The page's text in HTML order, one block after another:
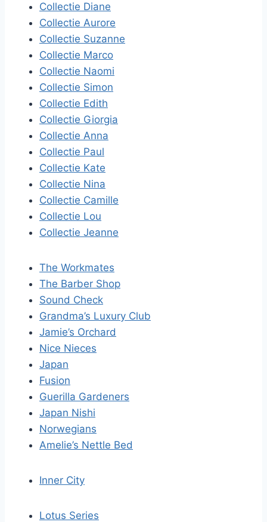
Collectie Diane
Collectie Aurore
Collectie Suzanne
Collectie Marco
Collectie Naomi
Collectie Simon
Collectie Edith
Collectie Giorgia
Collectie Anna
Collectie Paul
Collectie Kate
Collectie Nina
Collectie Camille
Collectie Lou
Collectie Jeanne
The Workmates
The Barber Shop
Sound Check
Grandma’s Luxury Club
Jamie’s Orchard
Nice Nieces
Japan
Fusion
Guerilla Gardeners
Japan Nishi
Norwegians
Amelie’s Nettle Bed
Inner City
Lotus Series